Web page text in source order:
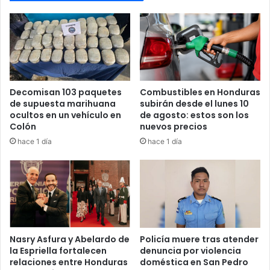
Decomisan 103 paquetes
de supuesta marihuana
ocultos en un vehículo en
Colón
hace 1 día
Combustibles en Honduras
subirán desde el lunes 10
de agosto: estos son los
nuevos precios
hace 1 día
Nasry Asfura y Abelardo de
la Espriella fortalecen
relaciones entre Honduras
Policía muere tras atender
denuncia por violencia
doméstica en San Pedro